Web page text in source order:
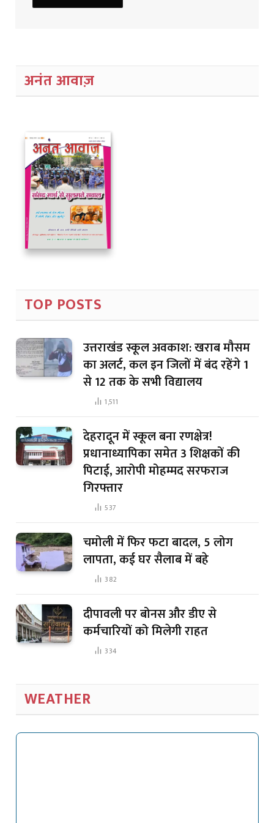
अनंत आवाज़
TOP POSTS
उत्तराखंड स्कूल अवकाश: खराब मौसम
का अलर्ट, कल इन जिलों में बंद रहेंगे 1
से 12 तक के सभी विद्यालय
1,511
देहरादून में स्कूल बना रणक्षेत्र!
प्रधानाध्यापिका समेत 3 शिक्षकों की
पिटाई, आरोपी मोहम्मद सरफराज
गिरफ्तार
537
चमोली में फिर फटा बादल, 5 लोग
लापता, कई घर सैलाब में बहे
382
दीपावली पर बोनस और डीए से
कर्मचारियों को मिलेगी राहत
334
WEATHER